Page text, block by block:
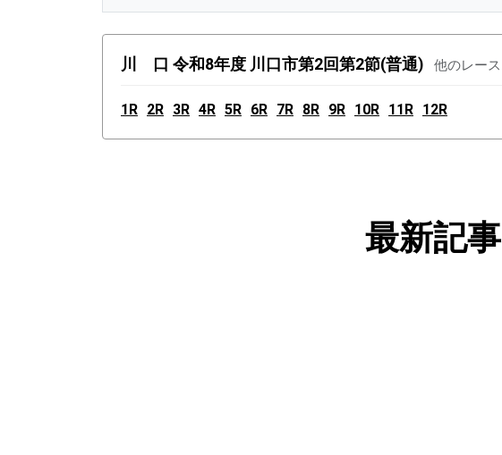
川 口 令和8年度 川口市第2回第2節(普通) 他のレース
1R 2R 3R 4R 5R 6R 7R 8R 9R 10R 11R 12R
最新記